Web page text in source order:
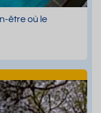
être où le